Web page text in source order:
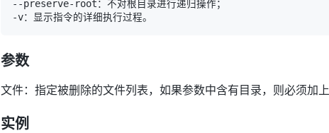
参数
文件：指定被删除的文件列表，如果参数中含有目录，则必须加上
实例